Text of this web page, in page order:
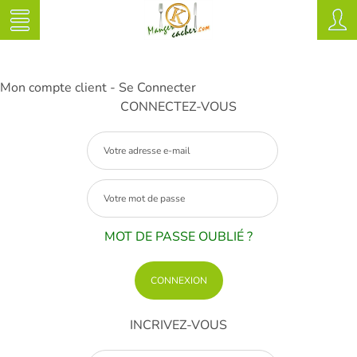
Mon compte client - Se Connecter
CONNECTEZ-VOUS
MOT DE PASSE OUBLIÉ ?
INCRIVEZ-VOUS